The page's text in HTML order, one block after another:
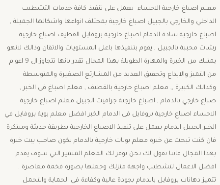
معلم اصباغ خارجية الاحساء يعمل على تنفيذ كافة خدمات التشطيب
الداخلي والخارجي بالجبيل اصباغ خارجية بمختلف انواعها واشكالها الجميلة ,
اصباغ خارجية سادة الدمام اصباغ خارجية بروفايل القطيف اصباغ خارجية
رشات محببة بالجبيل , يقوم بتنفيذها باعلى المستويات والاتقان وذالك لانهو
يمتلك من الخبرة والمهارة الطويلة بهذا المجال تقدر بانها تتجاوز ال 9 اعوام
من التميز والابداع وتحقيق العديد من المشارئع الصغيرة والمتوسطة
وكذالك الكبيرة ,, معلم اصباغ خارجية بالقطيف , معلم اصباغ في الخبر ,
صباغ خارجي بالدمام , اصباغ خارجية جرافيت الجبيل معلم اصباغ خارجية
الاحساء اصباغ خارجية بروفايل في الدمام الخبر افضل معلم بوية بروفايل في
الخبر الجبيل الدمام يعمل على تنفيذ الاصباغ الخارجية بطريقة حديثة ومبتكرة
فان كنت تبحث عن خبرة معلم بويات خارجية بالدمام يكون صاحب بيت خبرة
بهذا المجال فاننا نقول لك نحن نوفر لك المعلم المتميز التي سوف يقدم
افضل الاعمال لتشطيب واجهة منزلك وجعلها بصورة فخمة معاصرة .
تتميز دهانات بروفايل بالدمام بجودة عالية وكفاءة في الحماية والتحمل